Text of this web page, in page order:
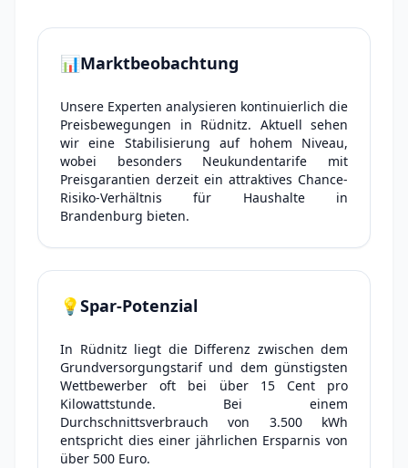
📊Marktbeobachtung
Unsere Experten analysieren kontinuierlich die
Preisbewegungen in Rüdnitz. Aktuell sehen
wir eine Stabilisierung auf hohem Niveau,
wobei besonders Neukundentarife mit
Preisgarantien derzeit ein attraktives Chance-
Risiko-Verhältnis für Haushalte in
Brandenburg bieten.
💡Spar-Potenzial
In Rüdnitz liegt die Differenz zwischen dem
Grundversorgungstarif und dem günstigsten
Wettbewerber oft bei über 15 Cent pro
Kilowattstunde. Bei einem
Durchschnittsverbrauch von 3.500 kWh
entspricht dies einer jährlichen Ersparnis von
über 500 Euro.